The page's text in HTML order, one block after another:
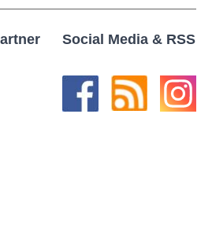
Social Media & RSS